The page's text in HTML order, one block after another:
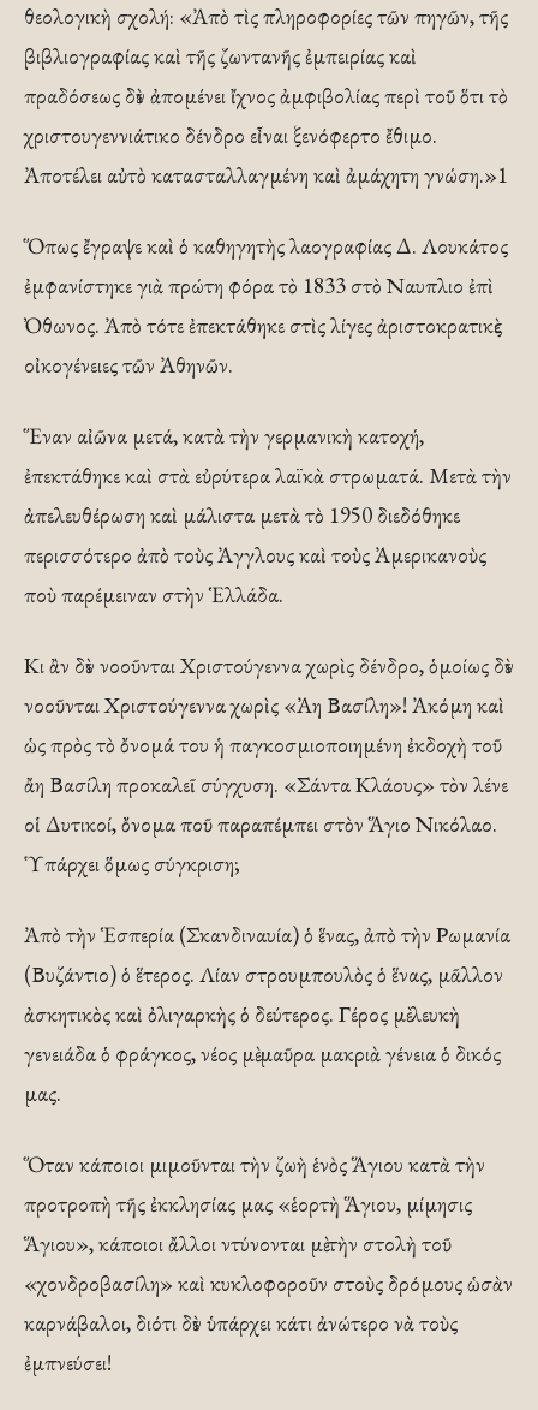
θεολογικὴ σχολή: «Ἀπὸ τὶς πληροφορίες τῶν πηγῶν, τῆς
βιβλιογραφίας καὶ τῆς ζωντανῆς ἐμπειρίας καὶ
πραδόσεως δὲν ἀπομένει ἴχνος ἀμφιβολίας περὶ τοῦ ὅτι τὸ
χριστουγεννιάτικο δένδρο εἶναι ξενόφερτο ἔθιμο.
Ἀποτέλει αὐτὸ κατασταλλαγμένη καὶ ἀμάχητη γνώση.»1
Ὅπως ἔγραψε καὶ ὁ καθηγητὴς λαογραφίας Δ. Λουκάτος
ἐμφανίστηκε γιὰ πρώτη φόρα τὸ 1833 στὸ Ναυπλιο ἐπὶ
Ὀθωνος. Ἀπὸ τότε ἐπεκτάθηκε στὶς λίγες ἀριστοκρατικὲς
οἰκογένειες τῶν Ἀθηνῶν.
Ἕναν αἰῶνα μετά, κατὰ τὴν γερμανικὴ κατοχή,
ἐπεκτάθηκε καὶ στὰ εὐρύτερα λαϊκὰ στρωματά. Μετὰ τὴν
ἀπελευθέρωση καὶ μάλιστα μετὰ τὸ 1950 διεδόθηκε
περισσότερο ἀπὸ τοὺς Ἀγγλους καὶ τοὺς Ἀμερικανοὺς
ποὺ παρέμειναν στὴν Ἑλλάδα.
Κι ἂν δὲν νοοῦνται Χριστούγεννα χωρὶς δένδρο, ὁμοίως δὲν
νοοῦνται Χριστούγεννα χωρὶς «Ἀη Βασίλη»! Ἀκόμη καὶ
ὡς πρὸς τὸ ὄνομά του ἡ παγκοσμιοποιημένη ἐκδοχὴ τοῦ
ἄη Βασίλη προκαλεῖ σύγχυση. «Σάντα Κλάους» τὸν λένε
οἱ Δυτικοί, ὄνομα ποῦ παραπέμπει στὸν Ἅγιο Νικόλαο.
Ὑπάρχει ὅμως σύγκριση;
Ἀπὸ τὴν Ἑσπερία (Σκανδιναυία) ὁ ἕνας, ἀπὸ τὴν Ρωμανία
(Βυζάντιο) ὁ ἕτερος. Λίαν στρουμπουλὸς ὁ ἕνας, μᾶλλον
ἀσκητικὸς καὶ ὀλιγαρκὴς ὁ δεύτερος. Γέρος μὲ λευκὴ
γενειάδα ὁ φράγκος, νέος μὲ μαῦρα μακριὰ γένεια ὁ δικός
μας.
Ὅταν κάποιοι μιμοῦνται τὴν ζωὴ ἑνὸς Ἅγιου κατὰ τὴν
προτροπὴ τῆς ἐκκλησίας μας «ἑορτὴ Ἅγιου, μίμησις
Ἅγιου», κάποιοι ἄλλοι ντύνονται μὲ τὴν στολὴ τοῦ
«χονδροβασίλη» καὶ κυκλοφοροῦν στοὺς δρόμους ὡσὰν
καρνάβαλοι, διότι δὲν ὑπάρχει κάτι ἀνώτερο νὰ τοὺς
ἐμπνεύσει!